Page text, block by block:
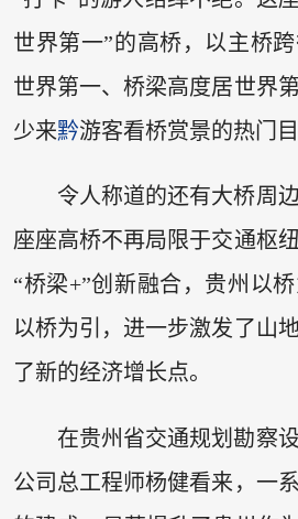
世界第一”的高桥，以主桥
世界第一、桥梁高度居世界
少来黔游客看桥赏景的热门目
令人称道的还有大桥周
座座高桥不再局限于交通枢
“桥梁+”创新融合，贵州以
以桥为引，进一步激发了山
了新的经济增长点。
在贵州省交通规划勘察
公司总工程师杨健看来，一